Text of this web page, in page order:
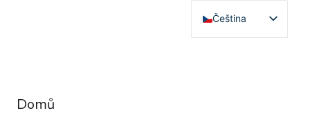
Čeština
English
Domů